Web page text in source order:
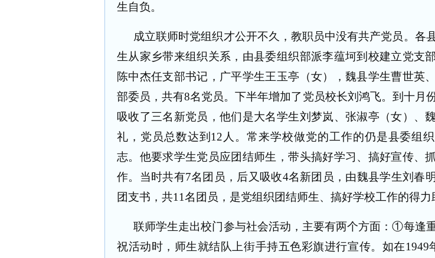
生自负。
成立联师时党组织才公开不久，教职员中没有共产党员。各
生从家乡带来组织关系，由县委组织部派李蕴坷到校建立党支
陈中杰任支部书记，广平学生王玉亭（女），魏县学生曹世英
部委员，共有8名党员。下半年增加了党员校长刘鸿飞。到十月
吸收了三名新党员，他们是大名学生刘梦岚、张淑亭（女）、
礼，党员总数达到 12 人。常来学校做党的工作的仍是县委组
志。他要求学生党员应团结师生，带头搞好学习、搞好宣传、
作。当时共有7名团员，后又吸收4名新团员，由魏县学生刘春
团支书，共11名团员，是党组织团结师生、搞好学校工作的得力
联师学生走出校门参与社会活动，主要有两个方面：①每逢
祝活动时，师生就结队上街手持五色彩旗进行宣传。如在1949